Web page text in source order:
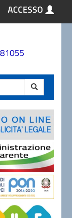
ACCESSO